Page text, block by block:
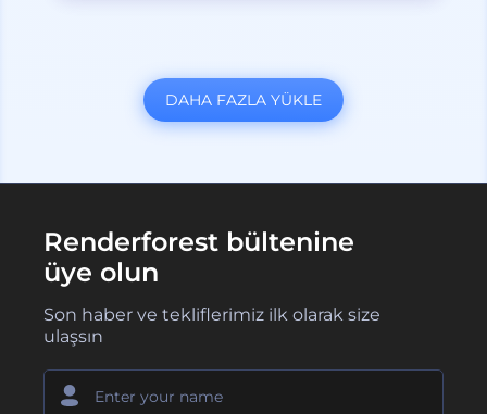
DAHA FAZLA YÜKLE
Renderforest bültenine
üye olun
Son haber ve tekliflerimiz ilk olarak size
ulaşsın